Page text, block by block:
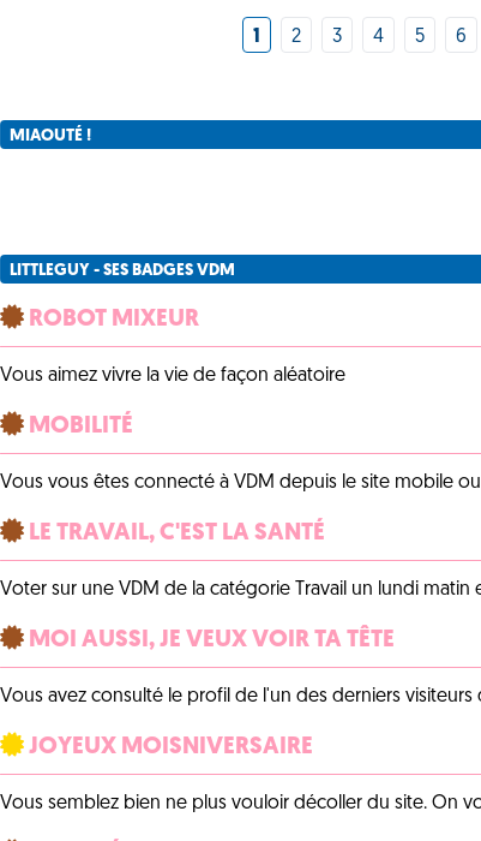
1 2 3 4 5 6
MIAOUTÉ !
LITTLEGUY - SES BADGES VDM
ROBOT MIXEUR
Vous aimez vivre la vie de façon aléatoire
MOBILITÉ
Vous vous êtes connecté à VDM depuis le site mobile
LE TRAVAIL, C'EST LA SANTÉ
Voter sur une VDM de la catégorie Travail un lundi matin
MOI AUSSI, JE VEUX VOIR TA TÊTE
Vous avez consulté le profil de l'un des derniers
JOYEUX MOISNIVERSAIRE
Vous semblez bien ne plus vouloir décoller du site. On